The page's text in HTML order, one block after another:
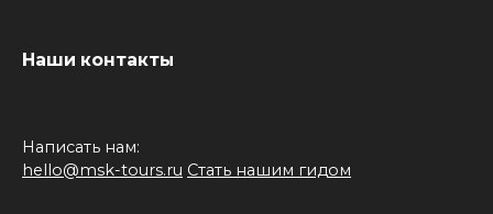
Наши контакты
Написать нам:
hello@msk-tours.ru Стать нашим гидом